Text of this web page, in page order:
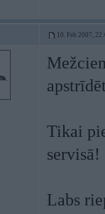
10. Feb 2007,
Tikai
servisā!
Labs